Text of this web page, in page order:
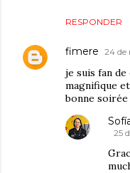
RESPONDER
fimere 24 de
je suis fan
magnifique
bonne soirée
25